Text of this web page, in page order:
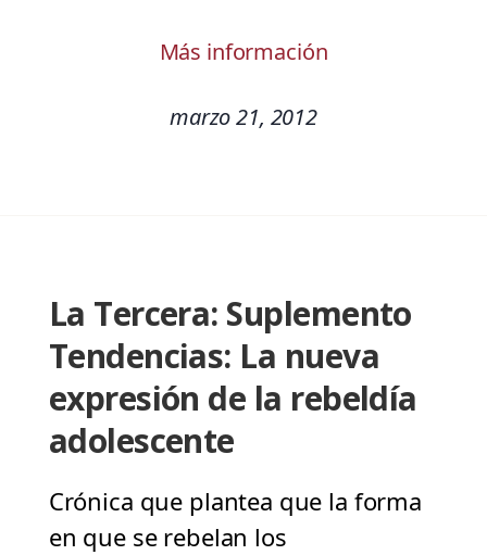
Más información
marzo 21, 2012
La Tercera: Suplemento
Tendencias: La nueva
expresión de la rebeldía
adolescente
Crónica que plantea que la forma
en que se rebelan los